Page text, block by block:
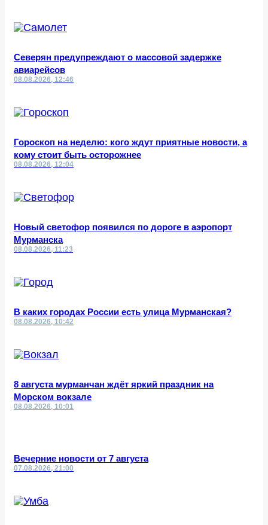
Северян предупреждают о массовой задержке
авиарейсов
08.08.2026, 12:46
Гороскоп на неделю: кого ждут приятные новости, а
кому стоит быть осторожнее
08.08.2026, 12:04
Новый светофор появился по дороге в аэропорт
Мурманска
08.08.2026, 11:23
В каких городах России есть улица Мурманская?
08.08.2026, 10:42
8 августа мурманчан ждёт яркий праздник на
Морском вокзале
08.08.2026, 10:01
Вечерние новости от 7 августа
07.08.2026, 21:00